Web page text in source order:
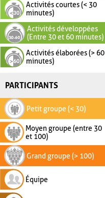
Activités courtes (< 30
minutes)
Activités développées
(Entre 30 et 60 minutes)
Activités élaborées (> 60
minutes)
PARTICIPANTS
Petit groupe (< 30)
Moyen groupe (entre 30
et 100)
Grand groupe (> 100)
Équipe